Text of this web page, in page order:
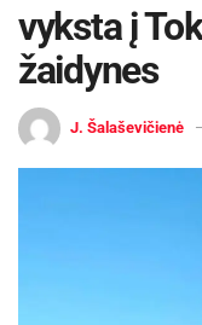
vyksta į
žaidynes
J. Šalaševičienė